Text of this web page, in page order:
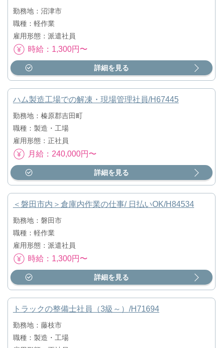
勤務地：沼津市
職種：軽作業
雇用形態：派遣社員
時給：1,300円〜
詳細を見る
ハム製造工場での解凍・現場管理社員/H67445
勤務地：榛原郡吉田町
職種：製造・工場
雇用形態：正社員
月給：240,000円〜
詳細を見る
＜磐田市内＞倉庫内作業の仕事/ 日払いOK/H84534
勤務地：磐田市
職種：軽作業
雇用形態：派遣社員
時給：1,300円〜
詳細を見る
トラックの整備士社員（3級～）/H71694
勤務地：藤枝市
職種：製造・工場